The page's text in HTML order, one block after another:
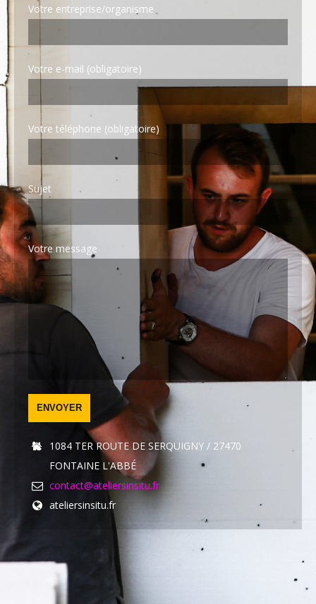
Votre entreprise/organisme
Votre e-mail (obligatoire)
Votre téléphone (obligatoire)
Sujet
Votre message
1084 TER ROUTE DE SERQUIGNY / 27470
FONTAINE L'ABBÉ
contact@ateliersinsitu.fr
ateliersinsitu.fr